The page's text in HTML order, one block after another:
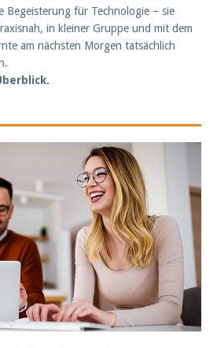
Begeisterung für Technologie – sie
in kleiner Gruppe und mit dem
am nächsten Morgen tatsächlich